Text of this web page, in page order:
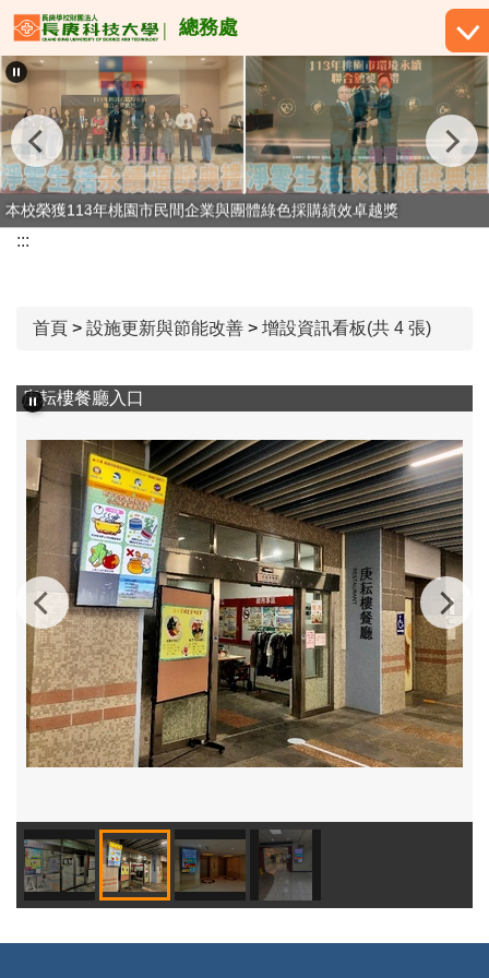
跳
到
主
內
容
區
總務處
本校榮獲114年桃園市民間企業與團體綠色採購績效卓越獎
本校榮獲113年桃園市民間企業與團體綠色採購績效卓越獎
:::
首頁 > 設施更新與節能改善 > 增設資訊看板(共 4 張)
庚耘樓餐廳入口